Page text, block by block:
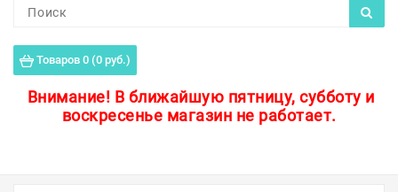
Товаров 0 (0 руб.)
Внимание! В ближайшую пятницу, субботу и
воскресенье магазин не работает.
Пороги для пола
Защитные уголки